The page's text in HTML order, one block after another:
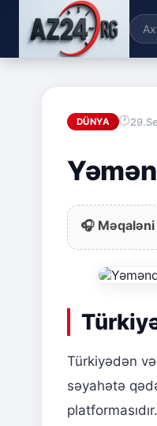
DÜNYA
🎧
Türkiyədən
səyahətə